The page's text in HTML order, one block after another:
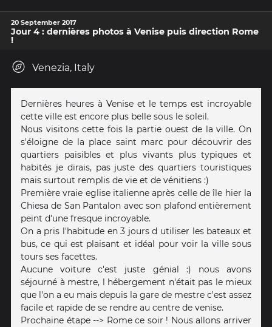
20 September 2017
Jour 4 : dernières photos à Venise puis direction Rome
!
Venezia, Italy
Dernières heures à Venise et le temps est incroyable
cette ville est encore plus belle sous le soleil.
Nous visitons cette fois la partie ouest de la ville. On
s'éloigne de la place saint marc pour découvrir des
quartiers paisibles et plus vivants plus typiques et
habités je dirais, pas juste des quartiers touristiques
mais surtout remplis de vie et de vénitiens :)
Première vraie eglise italienne après celle de île hier la
Chiesa de San Pantalon avec son plafond entièrement
peint d'une fresque incroyable.
On a pris l'habitude en 3 jours d utiliser les bateaux et
bus, ce qui est plaisant et idéal pour voir la ville sous
tours ses facettes.
Aucune voiture c'est juste génial :) nous avons
séjourné à mestre, l hébergement n'était pas le mieux
que l'on a eu mais depuis la gare de mestre c'est assez
facile et rapide de se rendre au centre de venise.
Prochaine étape --> Rome ce soir ! Nous allons arriver